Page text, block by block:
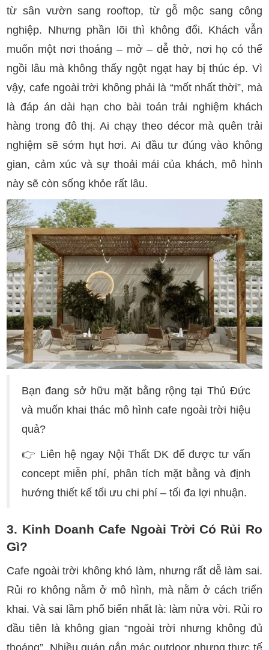
từ sân vườn sang rooftop, từ gỗ mộc sang công
nghiệp. Nhưng phần lõi thì không đổi. Khách vẫn
muốn một nơi thoáng – mở – dễ thở, nơi họ có thể
ngồi lâu mà không thấy ngột ngạt hay bị thúc ép. Vì
vậy, cafe ngoài trời không phải là “mốt nhất thời”, mà
là đáp án dài hạn cho bài toán trải nghiệm khách
hàng trong đô thị. Ai chạy theo décor mà quên trải
nghiệm sẽ sớm hụt hơi. Ai đầu tư đúng vào không
gian, cảm xúc và sự thoải mái của khách, mô hình
này sẽ còn sống khỏe rất lâu.
Bạn đang sở hữu mặt bằng rộng tại Thủ Đức
và muốn khai thác mô hình cafe ngoài trời hiệu
quả?
👉 Liên hệ ngay Nội Thất DK để được tư vấn
concept miễn phí, phân tích mặt bằng và định
hướng thiết kế tối ưu chi phí – tối đa lợi nhuận.
3. Kinh Doanh Cafe Ngoài Trời Có Rủi Ro
Gì?
Cafe ngoài trời không khó làm, nhưng rất dễ làm sai.
Rủi ro không nằm ở mô hình, mà nằm ở cách triển
khai. Và sai lầm phổ biến nhất là: làm nửa vời. Rủi ro
đầu tiên là không gian “ngoài trời nhưng không đủ
thoáng”. Nhiều quán gắn mác outdoor nhưng thực tế